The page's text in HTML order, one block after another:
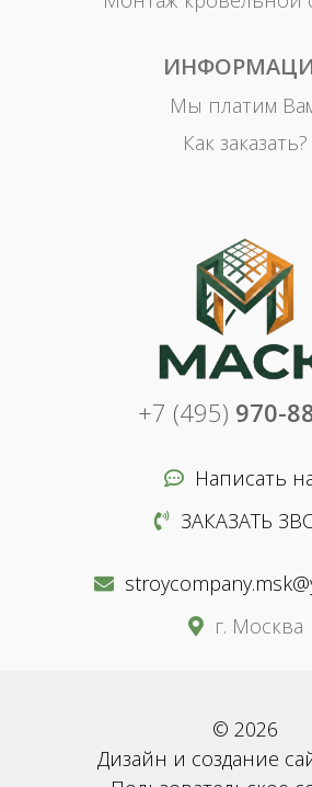
Мы платим
Как заказать?
+7 (495) 970-
Написать
ЗАКАЗАТЬ
г. Москва
© 2026
Дизайн и создание